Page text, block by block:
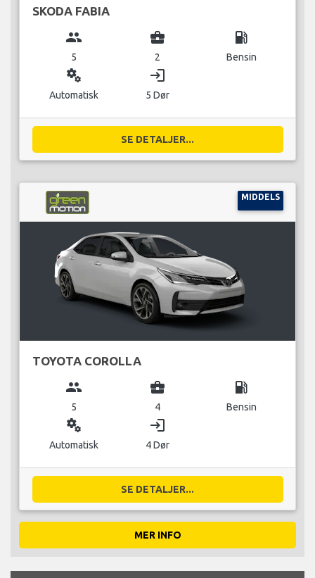
SKODA FABIA
group
5
business_center
2
local_gas_station
Bensin
miscellaneous_services
Automatisk
login
5 Dør
SE DETALJER...
MIDDELS
TOYOTA COROLLA
group
5
business_center
4
local_gas_station
Bensin
miscellaneous_services
Automatisk
login
4 Dør
SE DETALJER...
MER INFO